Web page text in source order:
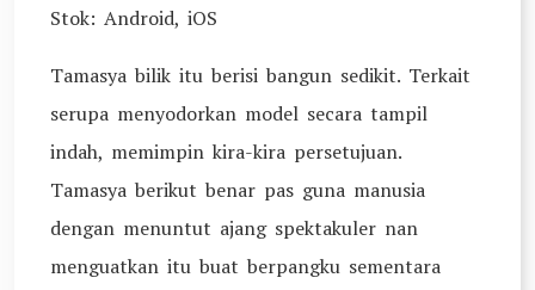
Stok: Android, iOS
Tamasya bilik itu berisi bangun sedikit. Terkait
serupa menyodorkan model secara tampil
indah, memimpin kira-kira persetujuan.
Tamasya berikut benar pas guna manusia
dengan menuntut ajang spektakuler nan
menguatkan itu buat berpangku sementara